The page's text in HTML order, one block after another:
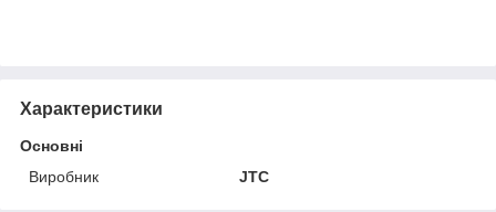
Характеристики
Основні
Виробник
JTC